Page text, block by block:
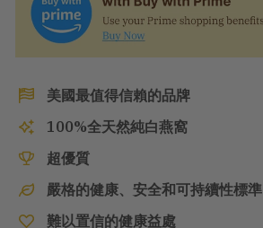
美國最值得信賴的品牌
100%全天然純白燕窩
超優質
嚴格的健康、安全和可持續性標準
難以置信的健康益處